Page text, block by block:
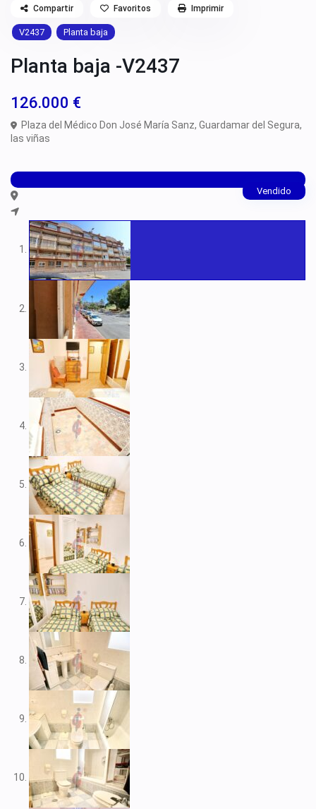
Local Comercial
Negocio
Parking
Piso
Sótano
Terreno Industrial
Rojales
Torrevieja
V1618
V1666
V1733
V1746
V1780
V1791
V1814
V1904
V1911
V1920
V1944
V1946
V1955
V1980
V1984
V2022
V2023
V2024
V2026
V2037
V2038
V2039
V2043
V2045
V2049
V2052
V2056B
V2059
V2060
V2061
V2062
V2077
V2088
V2096
V2100
V2104
V2109
V2111
V2116
V2117
V2120
V2122
V2125
V2127
V2139
V2148
V2156
V2159
V2160
V2161
V2437 Planta baja
Planta baja -V2437
126.000 €
Plaza del Médico Don José María Sanz,Guardamar del Segura,
las viñas
Compartir Favoritos Imprimir
Vendido